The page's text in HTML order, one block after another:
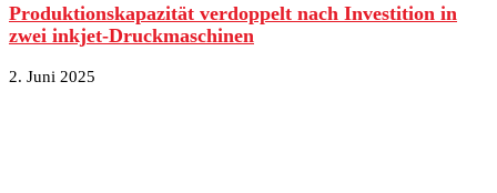
Produktionskapazität verdoppelt nach Investition in
zwei inkjet-Druckmaschinen
2. Juni 2025